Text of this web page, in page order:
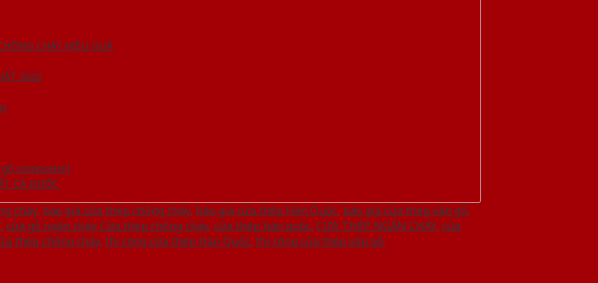
CHÁY HIỆU QUẢ
2022
composite]
CẢ NƯỚC
cháy, báo giá cửa thép chống cháy, báo giá cửa thép Hàn Quốc, báo giá cửa thép vân gỗ,
, cửa gỗ ngăn cháy Cửa thép chống cháy, cửa thép hàn quốc, CỬA THÉP NGĂN CHÁY, cửa
thép chống cháy, thi công cửa thép Hàn Quốc, thi công cửa thép vân gỗ.